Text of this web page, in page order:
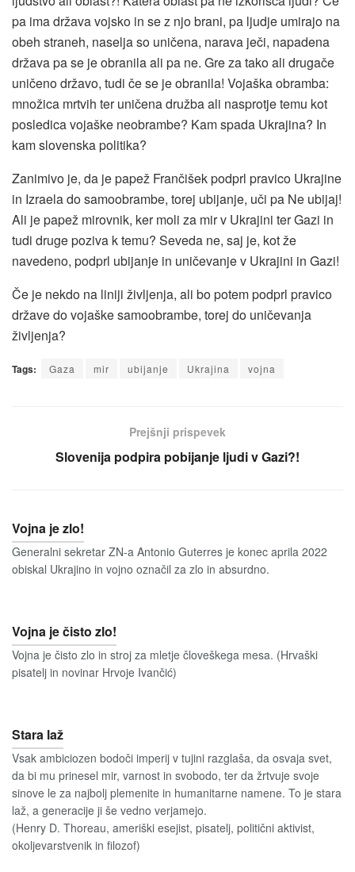
pa ima država vojsko in se z njo brani, pa ljudje umirajo na
obeh straneh, naselja so uničena, narava ječi, napadena
država pa se je obranila ali pa ne. Gre za tako ali drugače
uničeno državo, tudi če se je obranila! Vojaška obramba:
množica mrtvih ter uničena družba ali nasprotje temu kot
posledica vojaške neobrambe? Kam spada Ukrajina? In
kam slovenska politika?
Zanimivo je, da je papež Frančišek podprl pravico Ukrajine
in Izraela do samoobrambe, torej ubijanje, uči pa Ne ubijaj!
Ali je papež mirovnik, ker moli za mir v Ukrajini ter Gazi in
tudi druge poziva k temu? Seveda ne, saj je, kot že
navedeno, podprl ubijanje in uničevanje v Ukrajini in Gazi!
Če je nekdo na liniji življenja, ali bo potem podprl pravico
države do vojaške samoobrambe, torej do uničevanja
življenja?
Tags: Gaza mir ubijanje Ukrajina vojna
Prejšnji prispevek
Slovenija podpira pobijanje ljudi v Gazi?!
Vojna je zlo!
Generalni sekretar ZN-a Antonio Guterres je konec aprila 2022
obiskal Ukrajino in vojno označil za zlo in absurdno.
Vojna je čisto zlo!
Vojna je čisto zlo in stroj za mletje človeškega mesa. (Hrvaški
pisatelj in novinar Hrvoje Ivančić)
Stara laž
Vsak ambiciozen bodoči imperij v tujini razglaša, da osvaja svet,
da bi mu prinesel mir, varnost in svobodo, ter da žrtvuje svoje
sinove le za najbolj plemenite in humanitarne namene. To je stara
laž, a generacije ji še vedno verjamejo.
(Henry D. Thoreau, ameriški esejist, pisatelj, politični aktivist,
okoljevarstvenik in filozof)